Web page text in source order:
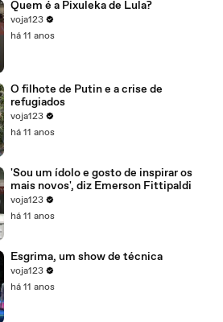
Quem é a Pixuleka de Lula?
voja123
há 11 anos
O filhote de Putin e a crise de
refugiados
voja123
há 11 anos
'Sou um ídolo e gosto de inspirar os
mais novos', diz Emerson Fittipaldi
voja123
há 11 anos
Esgrima, um show de técnica
voja123
há 11 anos